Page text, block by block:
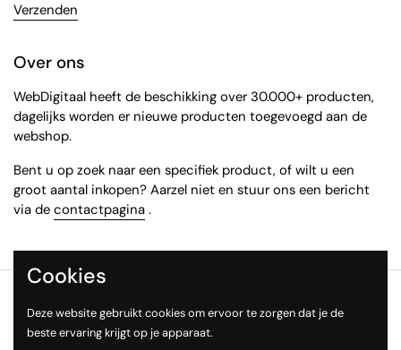
Verzenden
Over ons
WebDigitaal heeft de beschikking over 30.000+ producten,
dagelijks worden er nieuwe producten toegevoegd aan de
webshop.
Bent u op zoek naar een specifiek product, of wilt u een
groot aantal inkopen? Aarzel niet en stuur ons een bericht
via de contactpagina .
Taal
Nederlands
Cookies
Deze website gebruikt cookies om ervoor te zorgen dat je de
beste ervaring krijgt op je apparaat.